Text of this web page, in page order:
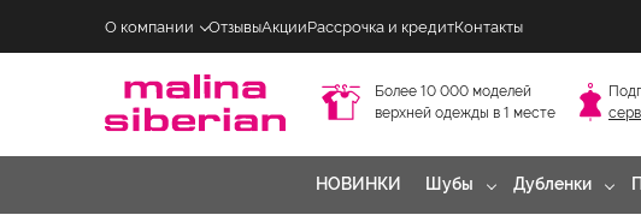
О компании ОтзывыАкцииРассрочка и кредитКонтакты
Более 10 000 моделей
верхней одежды в 1 месте
НОВИНКИ Шубы Дубленки